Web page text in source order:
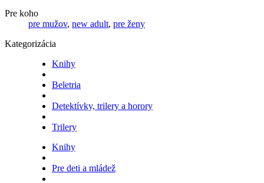
Pre koho
pre mužov, new adult, pre ženy
Kategorizácia
Knihy
Beletria
Detektívky, trilery a horory
Trilery
Knihy
Pre deti a mládež